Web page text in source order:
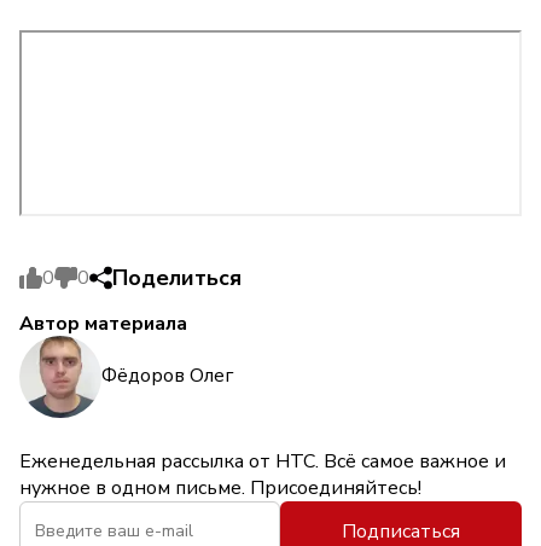
0 0 Поделиться
Автор материала
Фёдоров Олег
Еженедельная рассылка от НТС. Всё самое важное и
нужное в одном письме. Присоединяйтесь!
Подписаться